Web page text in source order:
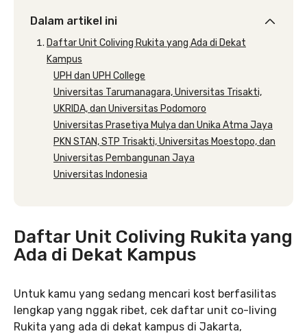
Dalam artikel ini
Daftar Unit Coliving Rukita yang Ada di Dekat
Kampus
UPH dan UPH College
Universitas Tarumanagara, Universitas Trisakti,
UKRIDA, dan Universitas Podomoro
Universitas Prasetiya Mulya dan Unika Atma Jaya
PKN STAN, STP Trisakti, Universitas Moestopo, dan
Universitas Pembangunan Jaya
Universitas Indonesia
Daftar Unit Coliving Rukita yang
Ada di Dekat Kampus
Untuk kamu yang sedang mencari kost berfasilitas
lengkap yang nggak ribet, cek daftar unit co-living
Rukita yang ada di dekat kampus di Jakarta,